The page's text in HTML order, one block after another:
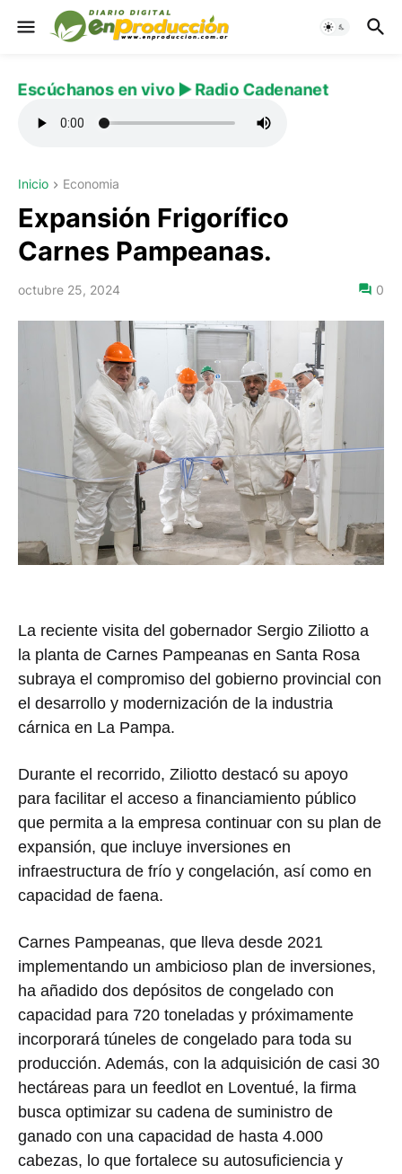
Escúchanos en vivo ▶️ Radio Cadenanet
Inicio Economia
Expansión Frigorífico
Carnes Pampeanas.
octubre 25, 2024 0
La reciente visita del gobernador Sergio Ziliotto a
la planta de Carnes Pampeanas en Santa Rosa
subraya el compromiso del gobierno provincial con
el desarrollo y modernización de la industria
cárnica en La Pampa.
Durante el recorrido, Ziliotto destacó su apoyo
para facilitar el acceso a financiamiento público
que permita a la empresa continuar con su plan de
expansión, que incluye inversiones en
infraestructura de frío y congelación, así como en
capacidad de faena.
Carnes Pampeanas, que lleva desde 2021
implementando un ambicioso plan de inversiones,
ha añadido dos depósitos de congelado con
capacidad para 720 toneladas y próximamente
incorporará túneles de congelado para toda su
producción. Además, con la adquisición de casi 30
hectáreas para un feedlot en Loventué, la firma
busca optimizar su cadena de suministro de
ganado con una capacidad de hasta 4.000
cabezas, lo que fortalece su autosuficiencia y